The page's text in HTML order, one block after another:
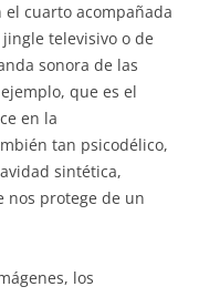
el cuarto acompañada
televisivo o de
sonora de las
que es el
en la
tan psicodélico,
sintética,
nos protege de un
los